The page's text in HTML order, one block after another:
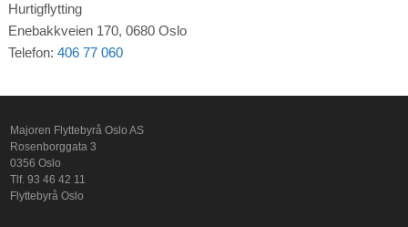
Hurtigflytting
Enebakkveien 170, 0680 Oslo
Telefon: 406 77 060
Majoren Flyttebyrå Oslo AS
Rosenborggata 3
0356 Oslo
Tlf. 93 46 42 11
Flyttebyrå Oslo